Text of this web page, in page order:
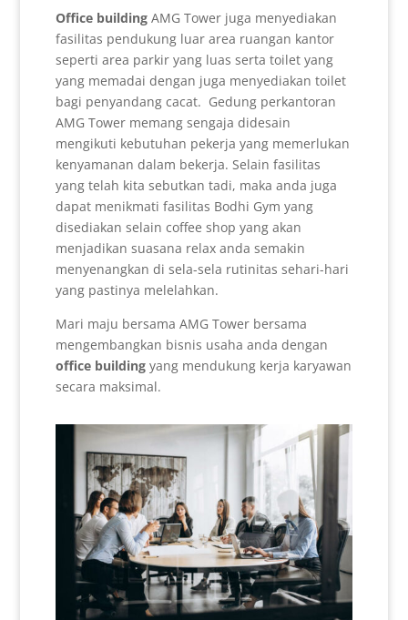
Office buildingAMG Tower juga menyediakan
fasilitas pendukung luar area ruangan kantor
seperti area parkir yang luas serta toilet yang
yang memadai dengan juga menyediakan toilet
bagi penyandang cacat. Gedung perkantoran
AMG Tower memang sengaja didesain
mengikuti kebutuhan pekerja yang memerlukan
kenyamanan dalam bekerja. Selain fasilitas
yang telah kita sebutkan tadi, maka anda juga
dapat menikmati fasilitas Bodhi Gym yang
disediakan selain coffee shop yang akan
menjadikan suasana relax anda semakin
menyenangkan di sela-sela rutinitas sehari-hari
yang pastinya melelahkan.
Mari maju bersama AMG Tower bersama
mengembangkan bisnis usaha anda dengan
office buildingyang mendukung kerja karyawan
secara maksimal.